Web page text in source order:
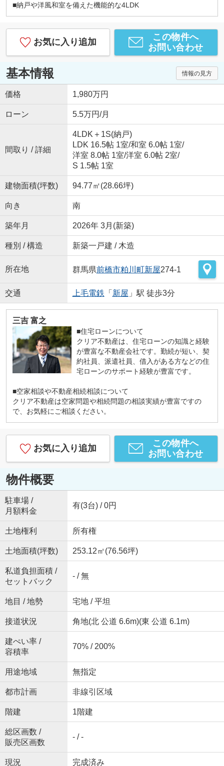
■納戸や洋風和室を備えた機能的な4LDK
お気に入り追加
この物件へ
お問い合わせ
基本情報 情報の見方
価格 1,980万円
ローン 5.5万円/月
間取り / 詳細
4LDK＋1S(納戸)
LDK 16.5帖 1室/和室 6.0帖 1室/
洋室 8.0帖 1室/洋室 6.0帖 2室/
S 1.5帖 1室
建物面積(坪数) 94.77㎡(28.66坪)
向き 南
築年月 2026年 3月(新築)
種別 / 構造 新築一戸建 / 木造
所在地 群馬県前橋市粕川町新屋274-1
交通 上毛電鉄 「 新屋 」駅 徒歩3分
三吉 富之
■住宅ローンについて
クリア不動産は、住宅ローンの知識と経験
が豊富な不動産会社です。勤続が短い、契
約社員、派遣社員、借入がある方などの住
宅ローンのサポート経験が豊富です。
■空家相談や不動産相続相談について
クリア不動産は空家問題や相続問題の相談実績が豊富ですの
で、お気軽にご相談ください。
お気に入り追加
この物件へ
お問い合わせ
物件概要
駐車場 /
月額料金
有(3台) / 0円
土地権利 所有権
土地面積(坪数) 253.12㎡(76.56坪)
私道負担面積 /
セットバック
- / 無
地目 / 地勢 宅地 / 平坦
接道状況 角地(北 公道 6.6m)(東 公道 6.1m)
建ぺい率 /
容積率
70% / 200%
用途地域 無指定
都市計画 非線引区域
階建 1階建
総区画数 /
販売区画数
- / -
現況 完成済み